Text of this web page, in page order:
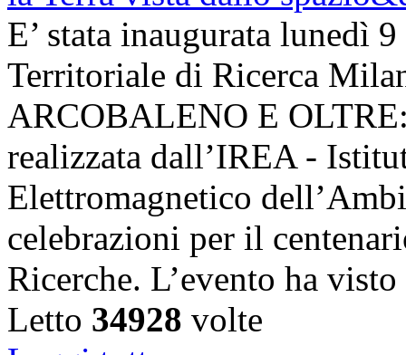
E’ stata inaugurata lunedì
Territoriale di Ricerca
ARCOBALENO E
realizzata dall’IREA -
Elettromagnetico
celebrazioni per il
Ricerche. L’evento ha
Letto 34928 volte